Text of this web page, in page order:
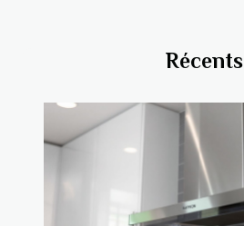
Récents